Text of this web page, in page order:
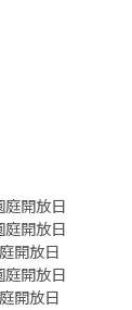
開放日
開放日
開放日
庭開放日
開放日